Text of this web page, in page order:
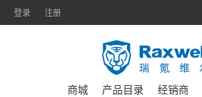
登录 注册
商城 产品目录 经销商